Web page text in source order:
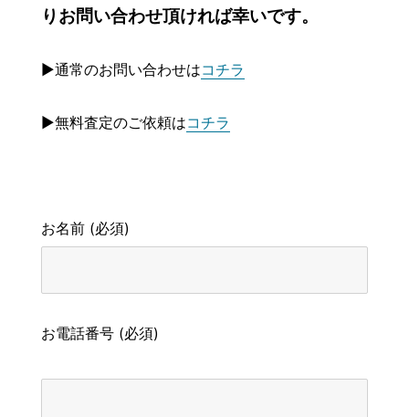
りお問い合わせ頂ければ幸いです。
▶通常のお問い合わせはコチラ
▶無料査定のご依頼はコチラ
お名前 (必須)
お電話番号 (必須)